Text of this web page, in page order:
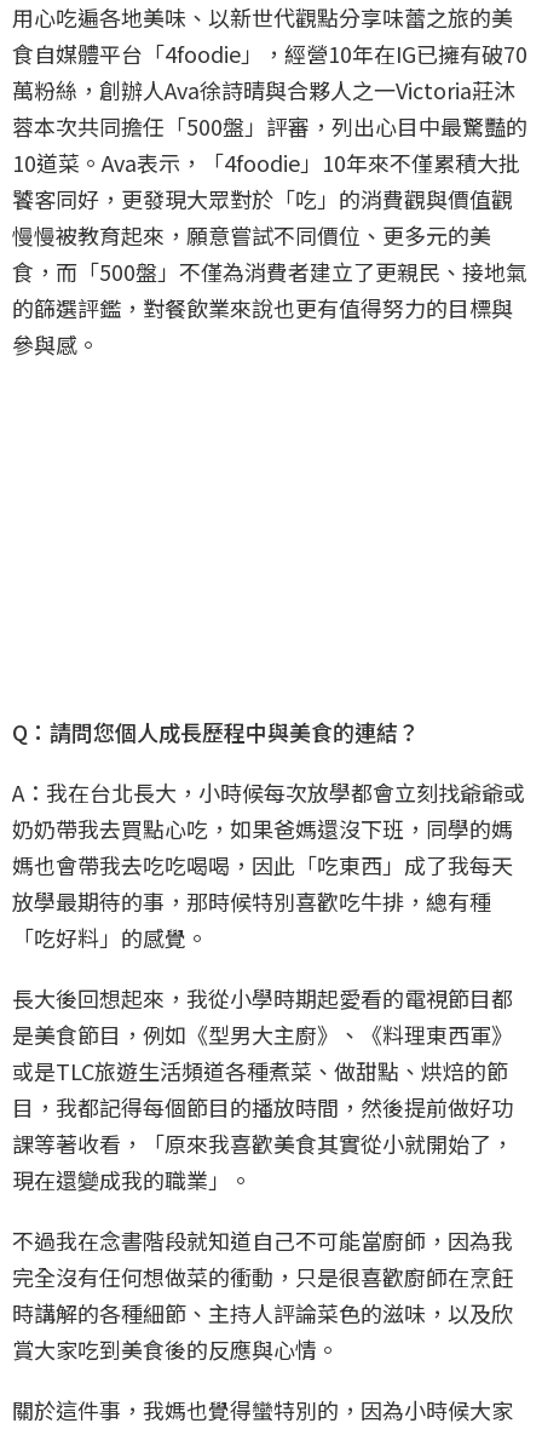
用心吃遍各地美味、以新世代觀點分享味蕾之旅的美
食自媒體平台「4foodie」，經營10年在IG已擁有破70
萬粉絲，創辦人Ava徐詩晴與合夥人之一Victoria莊沐
蓉本次共同擔任「500盤」評審，列出心目中最驚豔的
10道菜。Ava表示，「4foodie」10年來不僅累積大批
饕客同好，更發現大眾對於「吃」的消費觀與價值觀
慢慢被教育起來，願意嘗試不同價位、更多元的美
食，而「500盤」不僅為消費者建立了更親民、接地氣
的篩選評鑑，對餐飲業來說也更有值得努力的目標與
參與感。
Q：請問您個人成長歷程中與美食的連結？
A：我在台北長大，小時候每次放學都會立刻找爺爺或
奶奶帶我去買點心吃，如果爸媽還沒下班，同學的媽
媽也會帶我去吃吃喝喝，因此「吃東西」成了我每天
放學最期待的事，那時候特別喜歡吃牛排，總有種
「吃好料」的感覺。
長大後回想起來，我從小學時期起愛看的電視節目都
是美食節目，例如《型男大主廚》、《料理東西軍》
或是TLC旅遊生活頻道各種煮菜、做甜點、烘焙的節
目，我都記得每個節目的播放時間，然後提前做好功
課等著收看，「原來我喜歡美食其實從小就開始了，
現在還變成我的職業」。
不過我在念書階段就知道自己不可能當廚師，因為我
完全沒有任何想做菜的衝動，只是很喜歡廚師在烹飪
時講解的各種細節、主持人評論菜色的滋味，以及欣
賞大家吃到美食後的反應與心情。
關於這件事，我媽也覺得蠻特別的，因為小時候大家